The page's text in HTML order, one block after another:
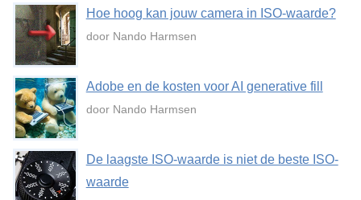
Hoe hoog kan jouw camera in ISO-waarde?
door Nando Harmsen
Adobe en de kosten voor AI generative fill
door Nando Harmsen
De laagste ISO-waarde is niet de beste ISO-
waarde